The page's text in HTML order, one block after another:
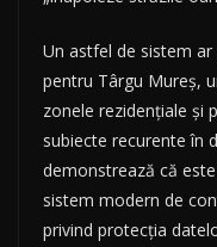
Un astfel de sistem
pentru Târgu Mureș,
zonele rezidențiale și
subiecte recurente în
demonstrează că
sistem modern de
privind protecția